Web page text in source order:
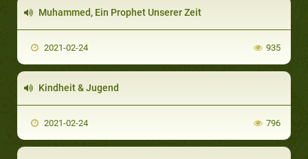
Muhammed, Ein Prophet Unserer Zeit
2021-02-24 935
Kindheit & Jugend
2021-02-24 796